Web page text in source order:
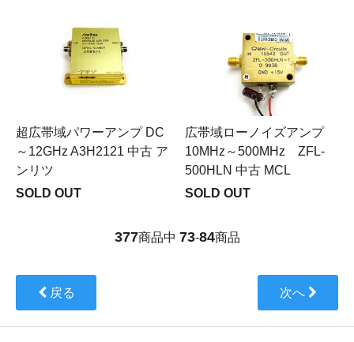
超広帯域パワーアンプ DC
～12GHz A3H2121 中古 ア
ンリツ
SOLD OUT
広帯域ローノイズアンプ
10MHz～500MHz ZFL-
500HLN 中古 MCL
SOLD OUT
377商品中 73-84商品
戻る 次へ